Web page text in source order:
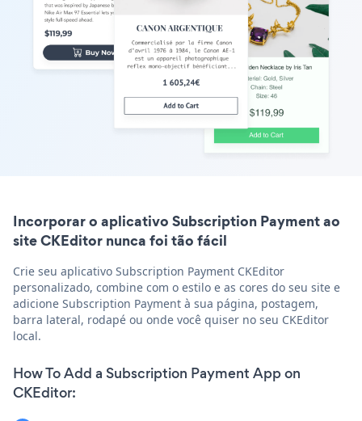
Incorporar o aplicativo Subscription Payment ao
site CKEditor nunca foi tão fácil
Crie seu aplicativo Subscription Payment CKEditor
personalizado, combine com o estilo e as cores do seu site e
adicione Subscription Payment à sua página, postagem,
barra lateral, rodapé ou onde você quiser no seu CKEditor
local.
How To Add a Subscription Payment App on
CKEditor: